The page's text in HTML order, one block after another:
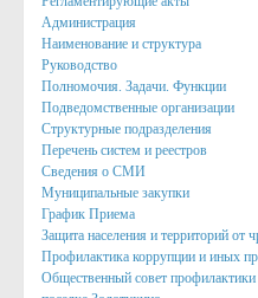
Публичные доклады
Информация филиала
Сведения об организации
Орган местного
Собрание
Депутаты
Администрация
Наименование и структура
Руководство
Полномочия. Задачи. Функции
Подведомственные организации
Структурные подразделения
Перечень систем и реестров
Сведения о СМИ
Муниципальные закупки
График Приема
Защита населения и территорий от
Профилактика коррупции и иных
Общественный совет